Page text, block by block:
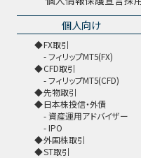
個人向け
FX取引
フィリップMT5(FX)
CFD取引
フィリップMT5(CFD)
先物取引
日本株投信・外債
資産運用アドバイザー
IPO
外国株取引
ST取引